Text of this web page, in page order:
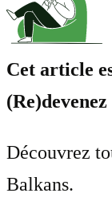
Cet article
Découvrez
Balkans.